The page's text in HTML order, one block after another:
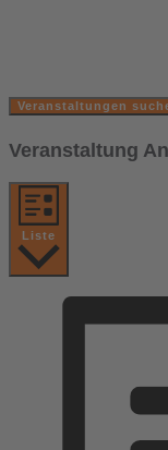
Veranstaltungen
Veranstaltung
Liste